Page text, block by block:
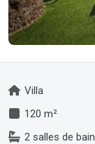
Villa
120 m²
2 salles de bain